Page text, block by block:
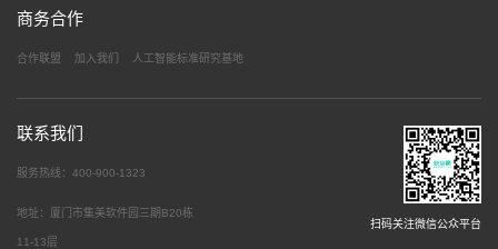
商务合作
合作联盟 加入我们 人工智能标准研究基地
联系我们
服务热线：400-900-1323
地址：厦门市集美软件园三期B20栋
11-13层
扫码关注微信公众平台